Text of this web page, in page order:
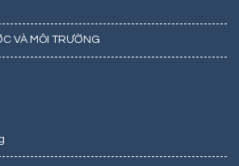
VÀ MÔI TRƯỜNG